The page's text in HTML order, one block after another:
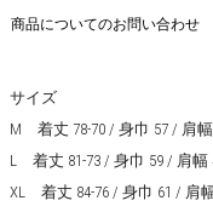
商品についてのお問い合わせ
サイズ
M 着丈 78-70 / 身巾 57 / 肩
L 着丈 81-73 / 身巾 59 / 肩幅
XL 着丈 84-76 / 身巾 61 / 肩